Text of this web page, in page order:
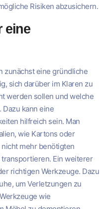
Risiken abzusichern.
eine
zunächst eine gründliche
sich darüber im Klaren zu
werden sollen und welche
kann eine
hilfreich sein. Man
wie Kartons oder
mehr benötigten
Ein weiterer
richtigen Werkzeuge. Dazu
um Verletzungen zu
wie